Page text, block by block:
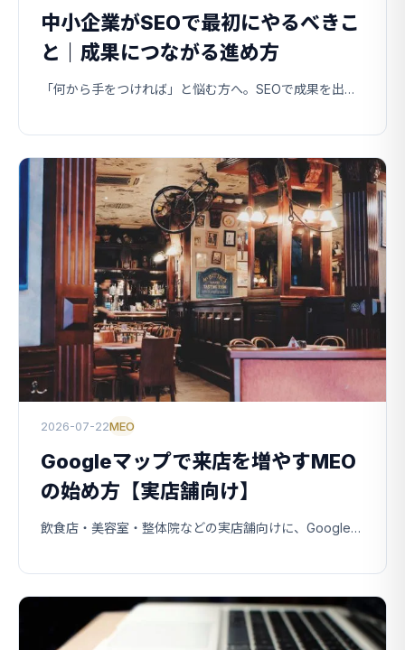
中小企業がSEOで最初にやるべきこ
と｜成果につながる進め方
「何から手をつければ」と悩む方へ。SEOで成果を出すために、最初にやるべきことを優先順位の高い順に解説します。
2026-07-22MEO
Googleマップで来店を増やすMEO
の始め方【実店舗向け】
飲食店・美容室・整体院などの実店舗向けに、Googleマップで選ばれ、来店につなげるMEOの具体的な進め方を解説します。